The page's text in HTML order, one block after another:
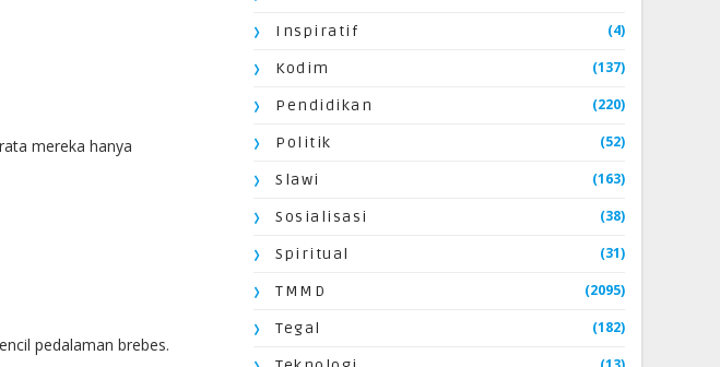
mereka hanya
pedalaman brebes.
Inspiratif (4)
Kodim (137)
Pendidikan (220)
Politik (52)
Slawi (163)
Sosialisasi (38)
Spiritual (31)
TMMD (2095)
Tegal (182)